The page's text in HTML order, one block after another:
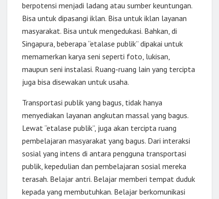
berpotensi menjadi ladang atau sumber keuntungan.
Bisa untuk dipasangi iklan. Bisa untuk iklan layanan
masyarakat. Bisa untuk mengedukasi. Bahkan, di
Singapura, beberapa “etalase publik” dipakai untuk
memamerkan karya seni seperti foto, lukisan,
maupun seni instalasi. Ruang-ruang lain yang tercipta
juga bisa disewakan untuk usaha.
Transportasi publik yang bagus, tidak hanya
menyediakan layanan angkutan massal yang bagus.
Lewat “etalase publik”, juga akan tercipta ruang
pembelajaran masyarakat yang bagus. Dari interaksi
sosial yang intens di antara pengguna transportasi
publik, kepedulian dan pembelajaran sosial mereka
terasah. Belajar antri. Belajar memberi tempat duduk
kepada yang membutuhkan. Belajar berkomunikasi